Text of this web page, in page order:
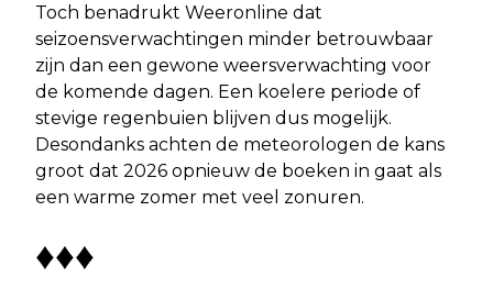
Toch benadrukt Weeronline dat
seizoensverwachtingen minder betrouwbaar
zijn dan een gewone weersverwachting voor
de komende dagen. Een koelere periode of
stevige regenbuien blijven dus mogelijk.
Desondanks achten de meteorologen de kans
groot dat 2026 opnieuw de boeken in gaat als
een warme zomer met veel zonuren.
♦♦♦